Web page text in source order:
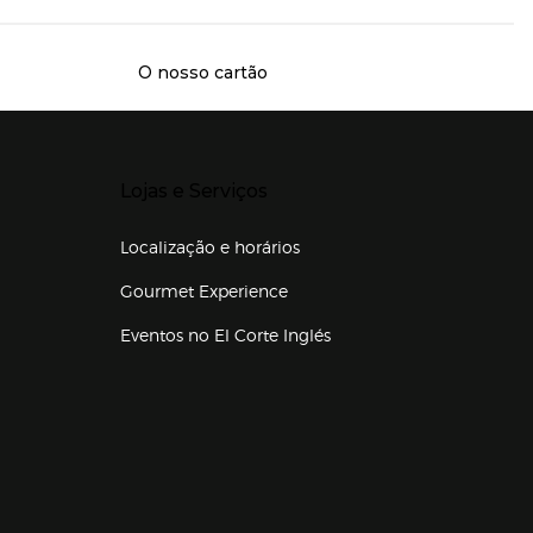
O nosso cartão
Localização e horários
Gourmet Experience
Eventos no El Corte Inglés